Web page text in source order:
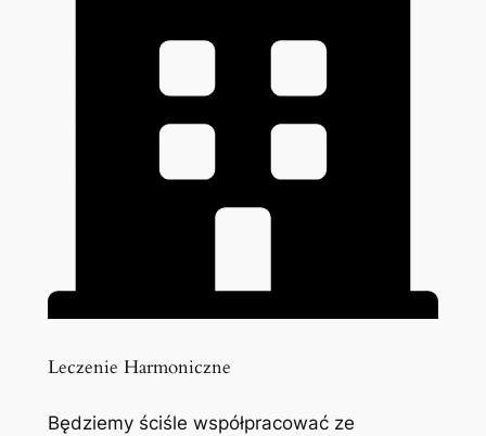
Leczenie Harmoniczne
Będziemy ściśle współpracować ze